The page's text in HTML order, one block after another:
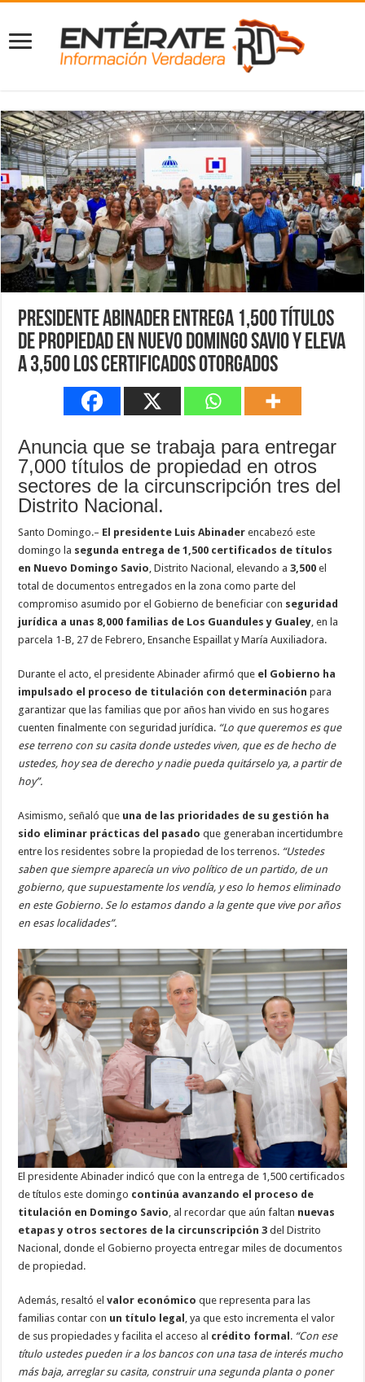
Presidente Abinader entrega 1,500 títulos
de propiedad en Nuevo Domingo Savio y eleva
a 3,500 los certificados otorgados
Anuncia que se trabaja para entregar
7,000 títulos de propiedad en otros
sectores de la circunscripción tres del
Distrito Nacional.
Santo Domingo.– El presidente Luis Abinader encabezó este
domingo la segunda entrega de 1,500 certificados de títulos
en Nuevo Domingo Savio , Distrito Nacional, elevando a3,500 el
total de documentos entregados en la zona como parte del
compromiso asumido por el Gobierno de beneficiar con seguridad
jurídica a unas 8,000 familias de Los Guandules y Gualey , en la
parcela 1-B, 27 de Febrero, Ensanche Espaillat y María Auxiliadora.
Durante el acto, el presidente Abinader afirmó que el Gobierno ha
impulsado el proceso de titulación con determinación para
garantizar que las familias que por años han vivido en sus hogares
cuenten finalmente con seguridad jurídica. “Lo que queremos es que
ese terreno con su casita donde ustedes viven, que es de hecho de
ustedes, hoy sea de derecho y nadie pueda quitárselo ya, a partir de
hoy”.
Asimismo, señaló que una de las prioridades de su gestión ha
sido eliminar prácticas del pasado que generaban incertidumbre
entre los residentes sobre la propiedad de los terrenos. “Ustedes
saben que siempre aparecía un vivo político de un partido, de un
gobierno, que supuestamente los vendía, y eso lo hemos eliminado
en este Gobierno. Se lo estamos dando a la gente que vive por años
en esas localidades”.
El presidente Abinader indicó que con la entrega de 1,500 certificados
de títulos este domingo continúa avanzando el proceso de
titulación en Domingo Savio , al recordar que aún faltan nuevas
etapas y otros sectores de la circunscripción 3del Distrito
Nacional, donde el Gobierno proyecta entregar miles de documentos
de propiedad.
Además, resaltó elvalor económico que representa para las
familias contar con un título legal
, ya que esto incrementa el valor
de sus propiedades y facilita el acceso al crédito formal . “Con ese
título ustedes pueden ir a los bancos con una tasa de interés mucho
más baja, arreglar su casita, construir una segunda planta o poner